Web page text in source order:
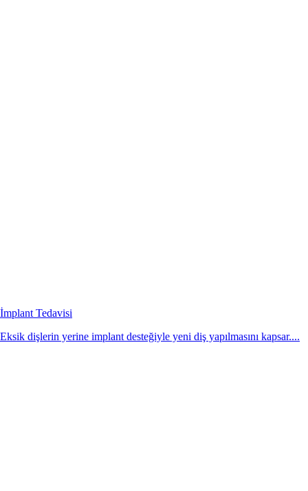
İmplant Tedavisi
Eksik dişlerin yerine implant desteğiyle yeni diş yapılmasını kapsar....